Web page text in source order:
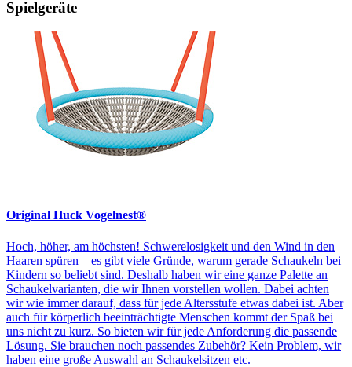
Spielgeräte
Original Huck Vogelnest®
Hoch, höher, am höchsten! Schwerelosigkeit und den Wind in den
Haaren spüren – es gibt viele Gründe, warum gerade Schaukeln bei
Kindern so beliebt sind. Deshalb haben wir eine ganze Palette an
Schaukelvarianten, die wir Ihnen vorstellen wollen. Dabei achten
wir wie immer darauf, dass für jede Altersstufe etwas dabei ist. Aber
auch für körperlich beeinträchtigte Menschen kommt der Spaß bei
uns nicht zu kurz. So bieten wir für jede Anforderung die passende
Lösung. Sie brauchen noch passendes Zubehör? Kein Problem, wir
haben eine große Auswahl an Schaukelsitzen etc.